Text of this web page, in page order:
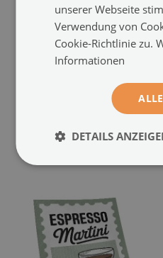
Kunstdruck leinwand
Leckere Hotdogs in einer
(#plaip-00294392)
12.99 €
unserer Webseite
Verwendung von
Cookie-Richtlinie zu.
Informationen
DETAILS